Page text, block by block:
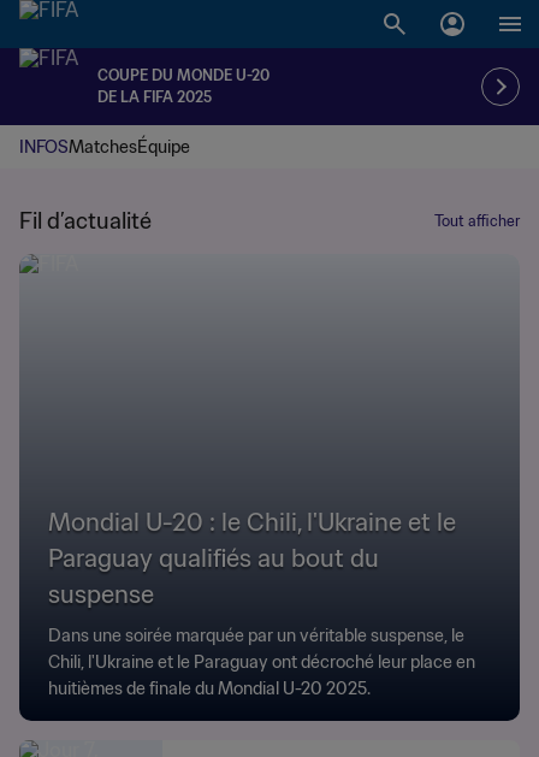
COUPE DU MONDE U-20
DE LA FIFA 2025
INFOSMatchesÉquipe
Fil d’actualité Tout afficher
Mondial U-20 : le Chili, l'Ukraine et le
Paraguay qualifiés au bout du
suspense
Dans une soirée marquée par un véritable suspense, le
Chili, l'Ukraine et le Paraguay ont décroché leur place en
huitièmes de finale du Mondial U-20 2025.